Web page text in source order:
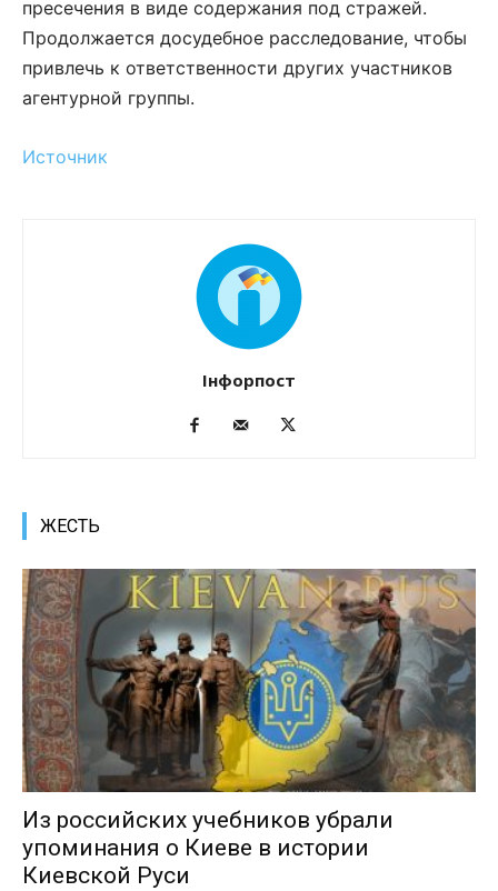
пресечения в виде содержания под стражей.
Продолжается досудебное расследование, чтобы
привлечь к ответственности других участников
агентурной группы.
Источник
Інфорпост
ЖЕСТЬ
Из российских учебников убрали
упоминания о Киеве в истории
Киевской Руси